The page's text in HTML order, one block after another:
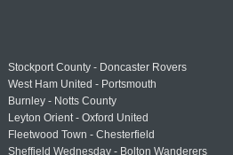
Stockport County - Doncaster Rovers
West Ham United - Portsmouth
Burnley - Notts County
Leyton Orient - Oxford United
Fleetwood Town - Chesterfield
Sheffield Wednesday - Bolton Wanderers